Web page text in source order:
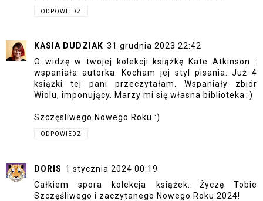
ODPOWIEDZ
KASIA DUDZIAK 31 grudnia 2023 22:42
O widzę w twojej kolekcji książkę Kate Atkinson :
wspaniała autorka. Kocham jej styl pisania. Już 4
książki tej pani przeczytałam. Wspaniały zbiór
Wiolu, imponujący. Marzy mi się własna biblioteka :)
Szczęsliwego Nowego Roku :)
ODPOWIEDZ
DORIS 1 stycznia 2024 00:19
Całkiem spora kolekcja książek. Życzę Tobie
Szczęśliwego i zaczytanego Nowego Roku 2024!